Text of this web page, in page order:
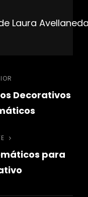
Laura
Decorativos
para